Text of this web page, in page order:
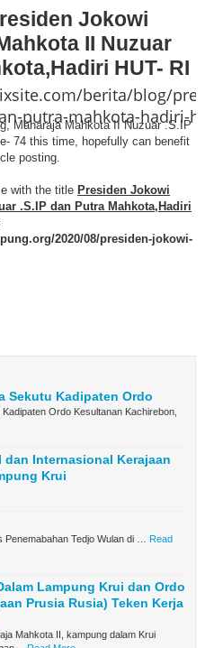
berita/blog/
putra-mahkota-hadiri-
Jokowi
II Nuzuar
HUT- RI
Maharaja Mahkota II Nuzuar .S.IP
74 this time, hopefully can benefit
posting.
with the title Presiden Jokowi
.S.IP dan Putra Mahkota,Hadiri
2020/08/presiden-jokowi-
Sekutu Kadipaten Ordo
Ordo Kesultanan Kachirebon,
dan Internasional Kerajaan
Krui
Tedjo Wulan di …
Read
Lampung Krui dan Ordo
Prusia Rusia) Teken Kerja
Mahkota II, kampung dalam Krui